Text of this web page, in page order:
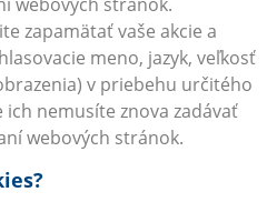
zapamätať vaše akcie a
meno, jazyk, veľkosť
v priebehu určitého
nemusíte znova zadávať
webových stránok.